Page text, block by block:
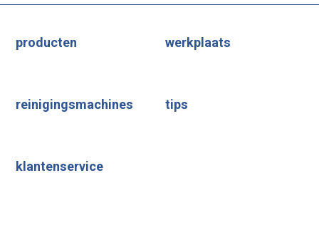
producten werkplaats
reinigingsmachines tips
klantenservice